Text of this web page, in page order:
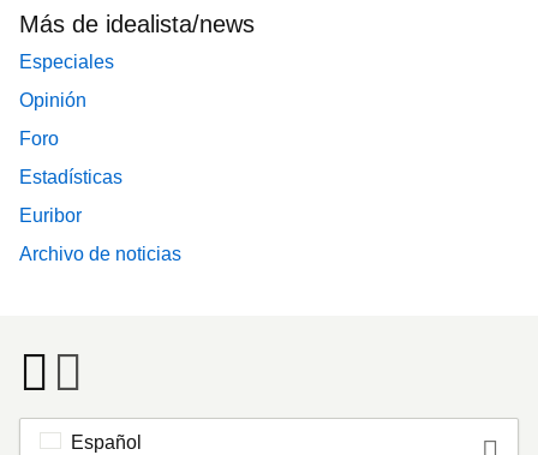
Más de idealista/news
Especiales
Opinión
Foro
Estadísticas
Euribor
Archivo de noticias
Español